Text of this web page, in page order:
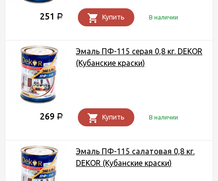
251 Р Купить В наличии
Эмаль ПФ-115 серая 0,8 кг. DEKOR
(Кубанские краски)
269 Р Купить В наличии
Эмаль ПФ-115 салатовая 0,8 кг.
DEKOR (Кубанские краски)